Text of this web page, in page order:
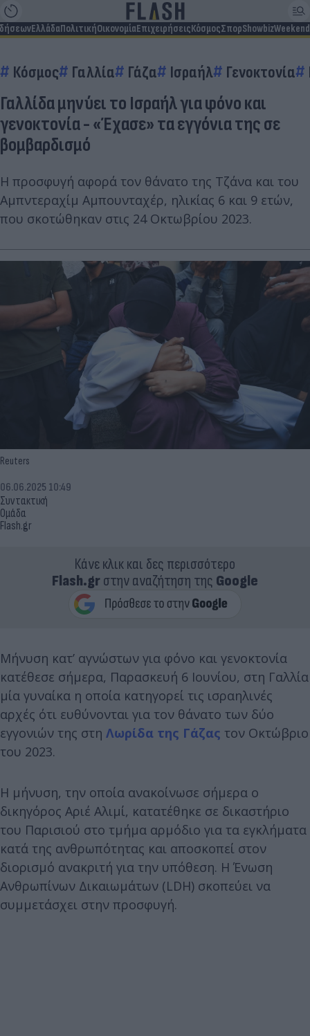
ΕλλάδαΠολιτικήΟικονομίαΕπιχειρήσειςΚόσμοςΣπορShowbizWeekend
Κόσμος Γαλλία Γάζα Ισραήλ Γενοκτονία
Γαλλίδα μηνύει το Ισραήλ για φόνο και
γενοκτονία - «Έχασε» τα εγγόνια της σε
βομβαρδισμό
Η προσφυγή αφορά τον θάνατο της Τζάνα και του
Αμπντεραχίμ Αμπουνταχέρ, ηλικίας 6 και 9 ετών,
που σκοτώθηκαν στις 24 Οκτωβρίου 2023.
Reuters
Συντακτική
Ομάδα
Flash.gr
06.06.2025 10:49
Κάνε κλικ και δες περισσότερο
Flash.grστην αναζήτηση της Google
Μήνυση κατ’ αγνώστων για φόνο και γενοκτονία
κατέθεσε σήμερα, Παρασκευή 6 Ιουνίου, στη Γαλλία
μία γυναίκα η οποία κατηγορεί τις ισραηλινές
αρχές ότι ευθύνονται για τον θάνατο των δύο
εγγονιών της στη Λωρίδα της Γάζας τον Οκτώβριο
του 2023.
Η μήνυση, την οποία ανακοίνωσε σήμερα ο
δικηγόρος Αριέ Αλιμί, κατατέθηκε σε δικαστήριο
του Παρισιού στο τμήμα αρμόδιο για τα εγκλήματα
κατά της ανθρωπότητας και αποσκοπεί στον
διορισμό ανακριτή για την υπόθεση. Η Ένωση
Ανθρωπίνων Δικαιωμάτων (LDH) σκοπεύει να
συμμετάσχει στην προσφυγή.